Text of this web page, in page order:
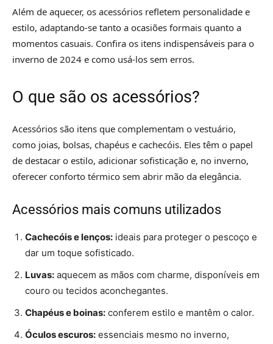
Além de aquecer, os acessórios refletem personalidade e
estilo, adaptando-se tanto a ocasiões formais quanto a
momentos casuais. Confira os itens indispensáveis para o
inverno de 2024 e como usá-los sem erros.
O que são os acessórios?
Acessórios são itens que complementam o vestuário,
como joias, bolsas, chapéus e cachecóis. Eles têm o papel
de destacar o estilo, adicionar sofisticação e, no inverno,
oferecer conforto térmico sem abrir mão da elegância.
Acessórios mais comuns utilizados
Cachecóis e lenços: ideais para proteger o pescoço e
dar um toque sofisticado.
Luvas: aquecem as mãos com charme, disponíveis em
couro ou tecidos aconchegantes.
Chapéus e boinas: conferem estilo e mantêm o calor.
Óculos escuros: essenciais mesmo no inverno,